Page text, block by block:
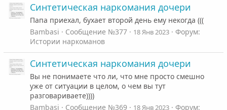
Синтетическая наркомания дочери
Папа приехал, бухает второй день ему некогда (((
Bambasi
Сообщение №377 18 Янв 2023
Форум:
Истории наркоманов
Синтетическая наркомания дочери
Вы не понимаете что ли, что мне просто смешно
уже от ситуации в целом, о чем вы тут
разговариваете))))
Bambasi
Сообщение №369 18 Янв 2023
Форум: